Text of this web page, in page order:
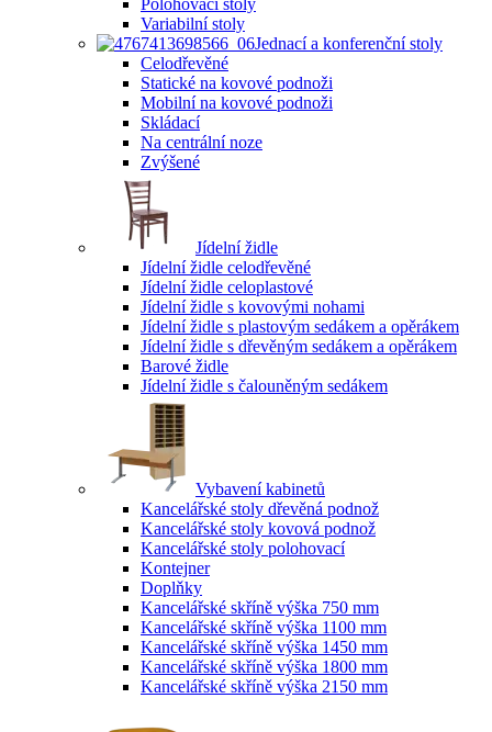
Polohovací stoly
Variabilní stoly
Jednací a konferenční stoly
Celodřevěné
Statické na kovové podnoži
Mobilní na kovové podnoži
Skládací
Na centrální noze
Zvýšené
Jídelní židle
Jídelní židle celodřevěné
Jídelní židle celoplastové
Jídelní židle s kovovými nohami
Jídelní židle s plastovým sedákem a opěrákem
Jídelní židle s dřevěným sedákem a opěrákem
Barové židle
Jídelní židle s čalouněným sedákem
Vybavení kabinetů
Kancelářské stoly dřevěná podnož
Kancelářské stoly kovová podnož
Kancelářské stoly polohovací
Kontejner
Doplňky
Kancelářské skříně výška 750 mm
Kancelářské skříně výška 1100 mm
Kancelářské skříně výška 1450 mm
Kancelářské skříně výška 1800 mm
Kancelářské skříně výška 2150 mm